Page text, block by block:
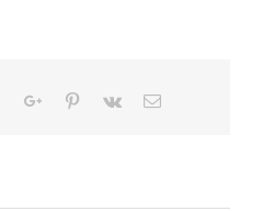
TumblrGoogle+Pinterest
Vk Email